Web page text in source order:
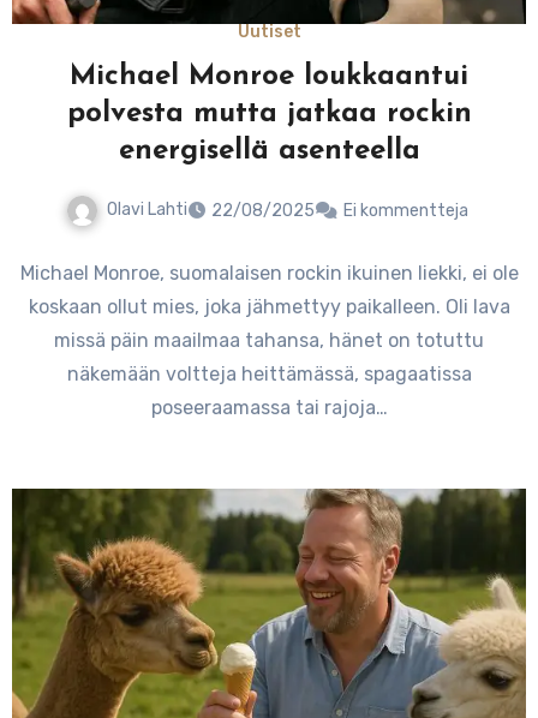
Uutiset
Michael Monroe loukkaantui
polvesta mutta jatkaa rockin
energisellä asenteella
Olavi Lahti 22/08/2025 Ei kommentteja
Michael Monroe, suomalaisen rockin ikuinen liekki, ei ole
koskaan ollut mies, joka jähmettyy paikalleen. Oli lava
missä päin maailmaa tahansa, hänet on totuttu
näkemään voltteja heittämässä, spagaatissa
poseeraamassa tai rajoja…